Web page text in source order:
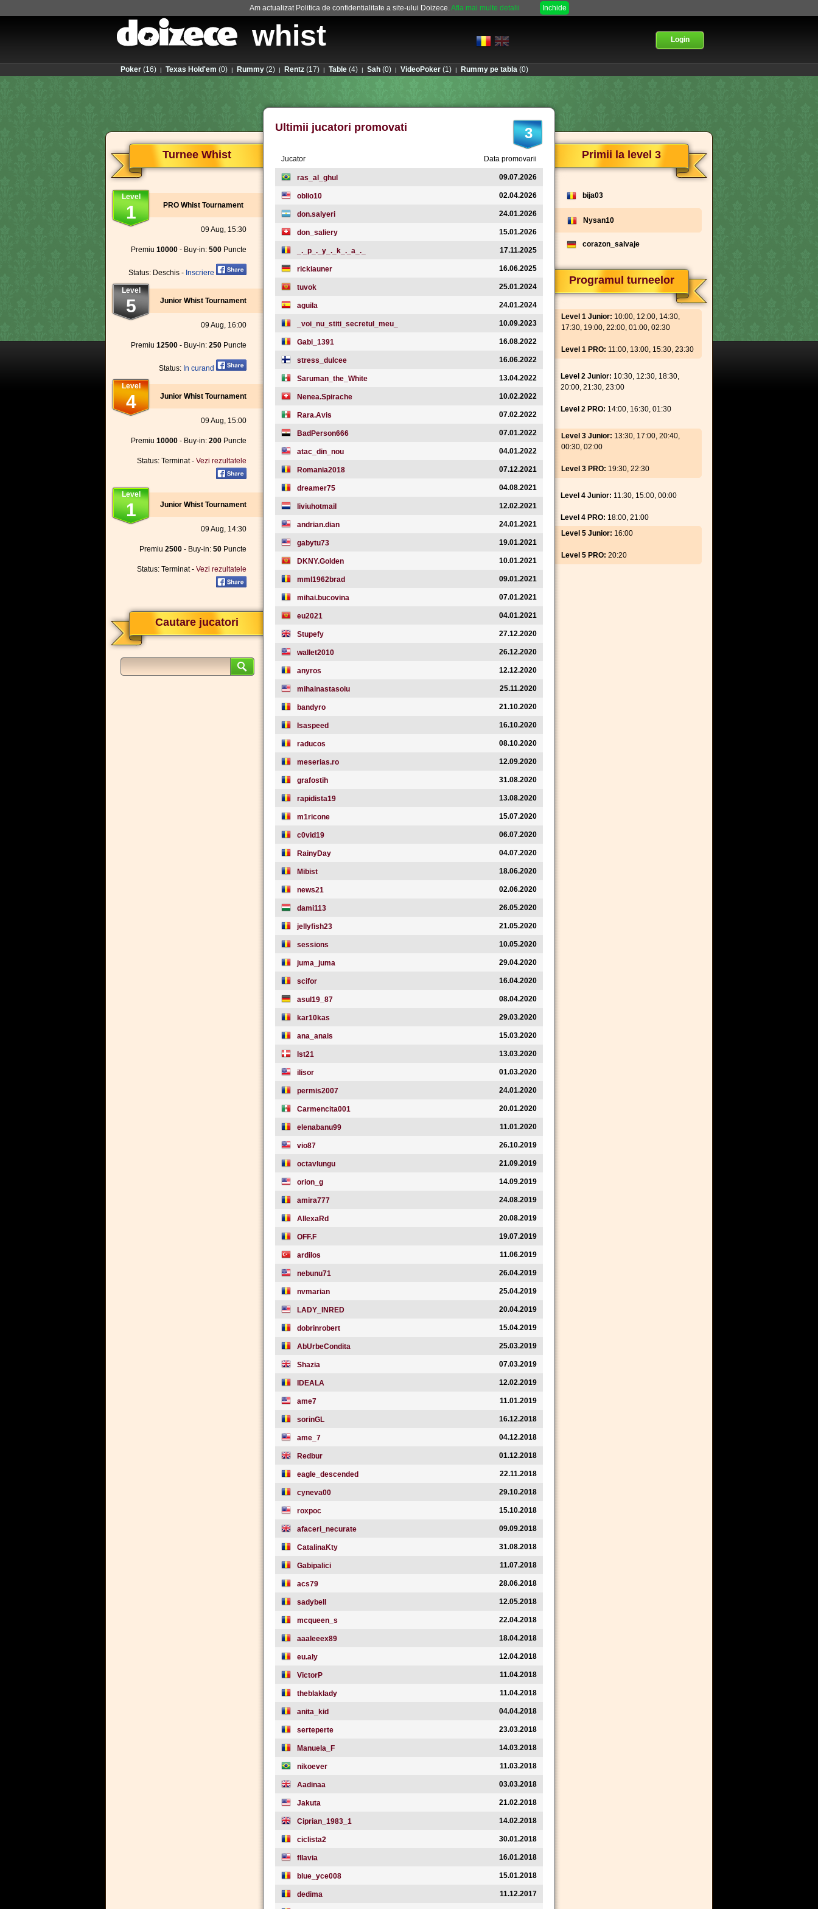
Am actualizat Politica de confidentialitate a site-ului Doizece.Afla mai multe detalii Inchide
whist Login
Poker (16) | Texas Hold'em (0) | Rummy (2) | Rentz (17) | Table (4) | Sah (0) | VideoPoker (1) | Rummy pe tabla (0)
Turnee Whist
Level
1 PRO Whist Tournament
09 Aug, 15:30
Premiu 10000 - Buy-in: 500 Puncte
Status: Deschis - Inscriere
Level
5 Junior Whist Tournament
09 Aug, 16:00
Premiu 12500 - Buy-in: 250 Puncte
Status: In curand
Level
4 Junior Whist Tournament
09 Aug, 15:00
Premiu 10000 - Buy-in: 200 Puncte
Status: Terminat - Vezi rezultatele
Level
1 Junior Whist Tournament
09 Aug, 14:30
Premiu 2500 - Buy-in: 50 Puncte
Status: Terminat - Vezi rezultatele
Cautare jucatori
Primii la level 3
bija03
Nysan10
corazon_salvaje
Programul turneelor
Level 1 Junior: 10:00, 12:00, 14:30,
17:30, 19:00, 22:00, 01:00, 02:30
Level 1 PRO: 11:00, 13:00, 15:30, 23:30
Level 2 Junior: 10:30, 12:30, 18:30,
20:00, 21:30, 23:00
Level 2 PRO: 14:00, 16:30, 01:30
Level 3 Junior: 13:30, 17:00, 20:40,
00:30, 02:00
Level 3 PRO: 19:30, 22:30
Level 4 Junior: 11:30, 15:00, 00:00
Level 4 PRO: 18:00, 21:00
Level 5 Junior: 16:00
Level 5 PRO: 20:20
3
Ultimii jucatori promovati
Jucator Data promovarii
ras_al_ghul 09.07.2026
oblio10 02.04.2026
don.salyeri 24.01.2026
don_saliery 15.01.2026
_._p_._y_._k_._a_._ 17.11.2025
rickiauner 16.06.2025
tuvok 25.01.2024
aguila 24.01.2024
_voi_nu_stiti_secretul_meu_ 10.09.2023
Gabi_1391 16.08.2022
stress_dulcee 16.06.2022
Saruman_the_White 13.04.2022
Nenea.Spirache 10.02.2022
Rara.Avis 07.02.2022
BadPerson666 07.01.2022
atac_din_nou 04.01.2022
Romania2018 07.12.2021
dreamer75 04.08.2021
liviuhotmail 12.02.2021
andrian.dian 24.01.2021
gabytu73 19.01.2021
DKNY.Golden 10.01.2021
mml1962brad 09.01.2021
mihai.bucovina 07.01.2021
eu2021 04.01.2021
Stupefy 27.12.2020
wallet2010 26.12.2020
anyros 12.12.2020
mihainastasoiu 25.11.2020
bandyro 21.10.2020
Isaspeed 16.10.2020
raducos 08.10.2020
meserias.ro 12.09.2020
grafostih 31.08.2020
rapidista19 13.08.2020
m1ricone 15.07.2020
c0vid19 06.07.2020
RainyDay 04.07.2020
Mibist 18.06.2020
news21 02.06.2020
dami113 26.05.2020
jellyfish23 21.05.2020
sessions 10.05.2020
juma_juma 29.04.2020
scifor 16.04.2020
asul19_87 08.04.2020
kar10kas 29.03.2020
ana_anais 15.03.2020
lst21 13.03.2020
ilisor 01.03.2020
permis2007 24.01.2020
Carmencita001 20.01.2020
elenabanu99 11.01.2020
vio87 26.10.2019
octavlungu 21.09.2019
orion_g 14.09.2019
amira777 24.08.2019
AllexaRd 20.08.2019
OFF.F 19.07.2019
ardilos 11.06.2019
nebunu71 26.04.2019
nvmarian 25.04.2019
LADY_INRED 20.04.2019
dobrinrobert 15.04.2019
AbUrbeCondita 25.03.2019
Shazia 07.03.2019
IDEALA 12.02.2019
ame7 11.01.2019
sorinGL 16.12.2018
ame_7 04.12.2018
Redbur 01.12.2018
eagle_descended 22.11.2018
cyneva00 29.10.2018
roxpoc 15.10.2018
afaceri_necurate 09.09.2018
CatalinaKty 31.08.2018
Gabipalici 11.07.2018
acs79 28.06.2018
sadybell 12.05.2018
mcqueen_s 22.04.2018
aaaleeex89 18.04.2018
eu.aly 12.04.2018
VictorP 11.04.2018
theblaklady 11.04.2018
anita_kid 04.04.2018
serteperte 23.03.2018
Manuela_F 14.03.2018
nikoever 11.03.2018
Aadinaa 03.03.2018
Jakuta 21.02.2018
Ciprian_1983_1 14.02.2018
ciclista2 30.01.2018
fllavia 16.01.2018
blue_yce008 15.01.2018
dedima 11.12.2017